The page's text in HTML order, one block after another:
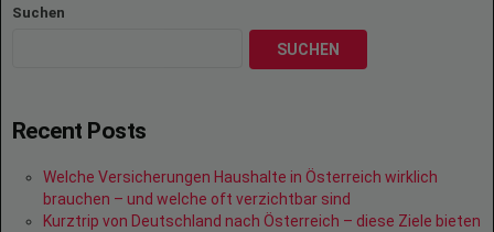
Suchen
SUCHEN
Recent Posts
Welche Versicherungen Haushalte in Österreich wirklich
brauchen – und welche oft verzichtbar sind
Kurztrip von Deutschland nach Österreich – diese Ziele bieten